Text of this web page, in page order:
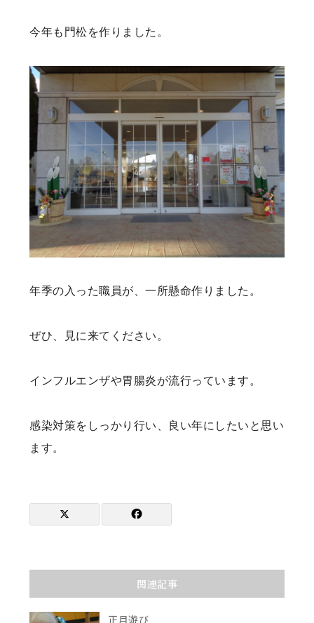
今年も門松を作りました。
年季の入った職員が、一所懸命作りました。
ぜひ、見に来てください。
インフルエンザや胃腸炎が流行っています。
感染対策をしっかり行い、良い年にしたいと思い
ます。
関連記事
正月遊び